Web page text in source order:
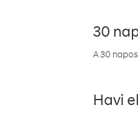
30
A 30
Havi